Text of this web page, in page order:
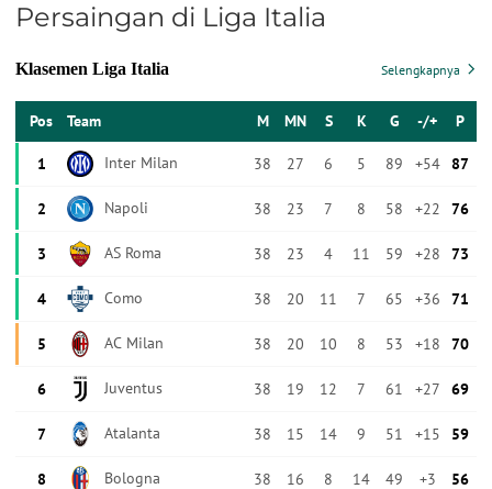
Persaingan di Liga Italia